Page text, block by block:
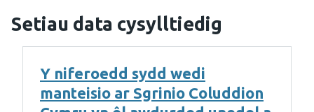
Setiau data cysylltiedig
Y niferoedd sydd wedi
manteisio ar Sgrinio Coluddion